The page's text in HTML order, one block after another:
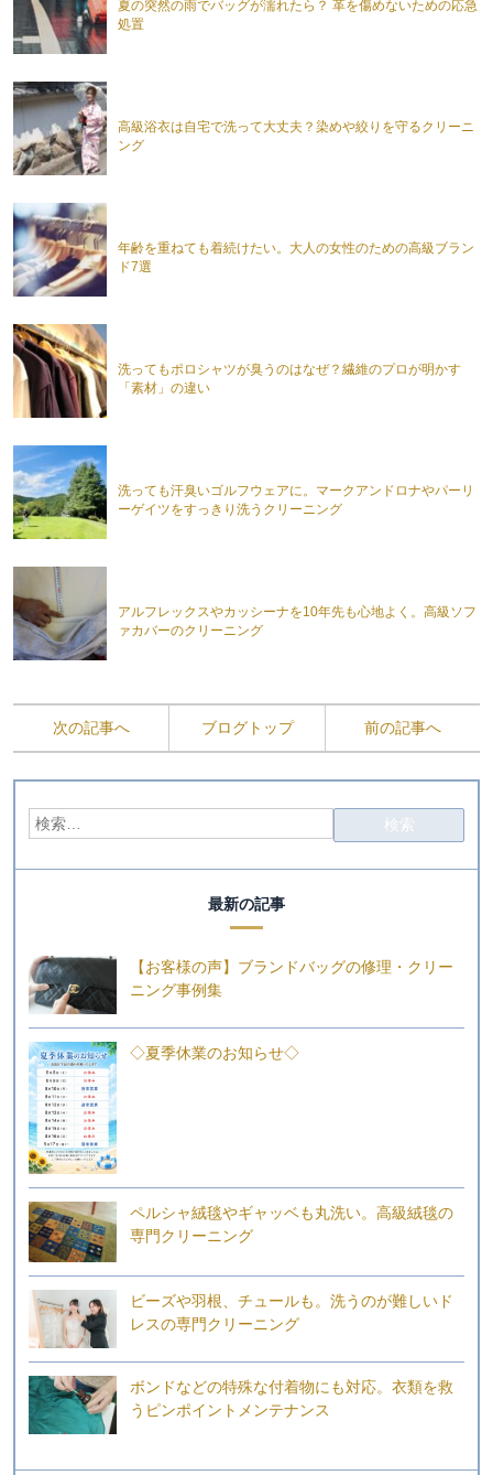
夏の突然の雨でバッグが濡れたら？ 革を傷めないための応急
処置
高級浴衣は自宅で洗って大丈夫？染めや絞りを守るクリーニ
ング
年齢を重ねても着続けたい。大人の女性のための高級ブラン
ド7選
洗ってもポロシャツが臭うのはなぜ？繊維のプロが明かす
「素材」の違い
洗っても汗臭いゴルフウェアに。マークアンドロナやパーリ
ーゲイツをすっきり洗うクリーニング
アルフレックスやカッシーナを10年先も心地よく。高級ソフ
ァカバーのクリーニング
次の記事へ ブログトップ 前の記事へ
最新の記事
【お客様の声】ブランドバッグの修理・クリー
ニング事例集
◇夏季休業のお知らせ◇
ペルシャ絨毯やギャッベも丸洗い。高級絨毯の
専門クリーニング
ビーズや羽根、チュールも。洗うのが難しいド
レスの専門クリーニング
ボンドなどの特殊な付着物にも対応。衣類を救
うピンポイントメンテナンス